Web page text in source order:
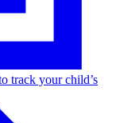
track your child’s